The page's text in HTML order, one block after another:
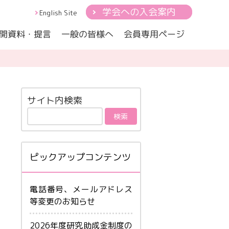
English Site 学会への入会案内
資料・提言 一般の皆様へ 会員専用ページ
サイト内検索
ピックアップコンテンツ
電話番号、メールアドレス
等変更のお知らせ
2026年度研究助成金制度の